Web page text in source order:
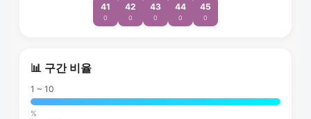
41
0
42
0
43
0
44
0
45
0
📊 구간 비율
1 ~ 10
%